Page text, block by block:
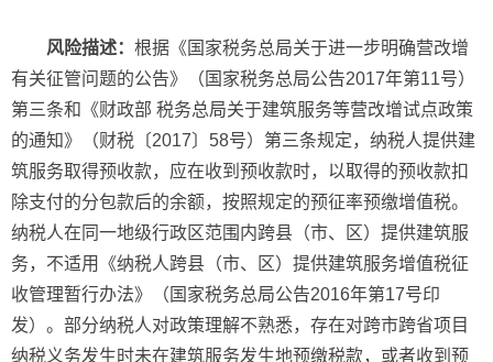
风险描述： 根据《国家税务总局关于进一步明确营改增
有关征管问题的公告》（国家税务总局公告2017年第11号）
第三条和《财政部 税务总局关于建筑服务等营改增试点政策
的通知》（财税〔2017〕58号）第三条规定，纳税人提供建
筑服务取得预收款，应在收到预收款时，以取得的预收款扣
除支付的分包款后的余额，按照规定的预征率预缴增值税。
纳税人在同一地级行政区范围内跨县（市、区）提供建筑服
务，不适用《纳税人跨县（市、区）提供建筑服务增值税征
收管理暂行办法》（国家税务总局公告2016年第17号印
发）。部分纳税人对政策理解不熟悉，存在对跨市跨省项目
纳税义务发生时未在建筑服务发生地预缴税款，或者收到预